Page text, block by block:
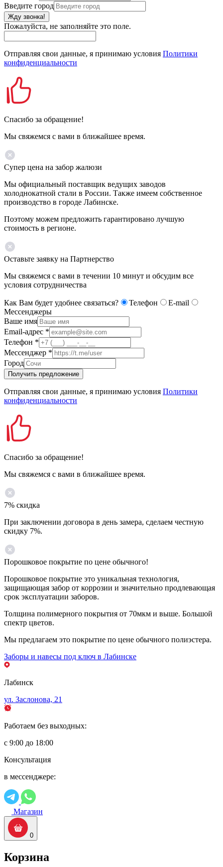
Введите город
Жду звонка!
Пожалуйста, не заполняйте это поле.
Отправляя свои данные, я принимаю условия Политики
конфиденциальности
Спасибо за обращение!
Мы свяжемся с вами в ближайшее время.
Супер цена на забор жалюзи
Мы официальный поставщик ведущих заводов
холоднокатной стали в России. Также имеем собственное
производство в городе Лабинске.
Поэтому можем предложить гарантировано лучшую
стоимость в регионе.
Оставьте заявку на Партнерство
Мы свяжемся с вами в течении 10 минут и обсудим все
условия сотрудничества
Как Вам будет удобнее связаться? Телефон
E-mail
Мессенджеры
Ваше имя
Email-адрес *
Телефон *
Мессенджер *
Город
Получить предложение
Отправляя свои данные, я принимаю условия Политики
конфиденциальности
Спасибо за обращение!
Мы свяжемся с вами в ближайшее время.
7% скидка
При заключении договора в день замера, сделаем честную
скидку 7%.
Порошковое покрытие по цене обычного!
Порошковое покрытие это уникальная технология,
защищающая забор от коррозии и значительно продлевающая
срок эксплуатации заборов.
Толщина полимерного покрытия от 70мкм и выше. Большой
спектр цветов.
Мы предлагаем это покрытие по цене обычного полиэстера.
Заборы и навесы под ключ в Лабинске
Лабинск
ул. Заслонова, 21
Работаем без выходных:
с 9:00 до 18:00
Консультация
в мессенджере:
Магазин
0
Корзина